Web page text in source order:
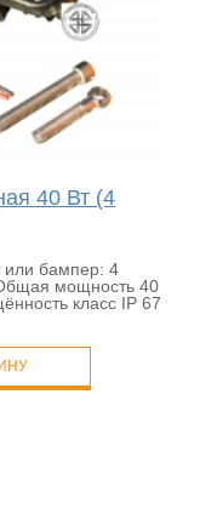
40 Вт (4
бампер: 4
мощность 40
класс IP 67